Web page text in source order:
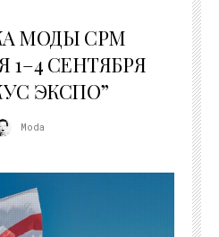
МОДЫ CPM
СЕНТЯБРЯ
ЭКСПО”
Moda